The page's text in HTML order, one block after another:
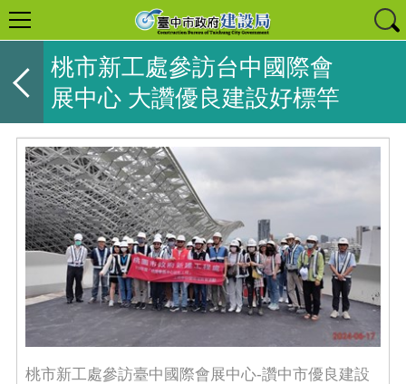
桃市新工處參訪台中國際會
展中心 大讚優良建設好標竿
桃市新工處參訪臺中國際會展中心-讚中市優良建設